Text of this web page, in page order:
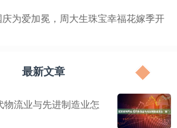
为爱加冕，周大生珠宝幸福花嫁季开
最新文章
物流业与先进制造业怎